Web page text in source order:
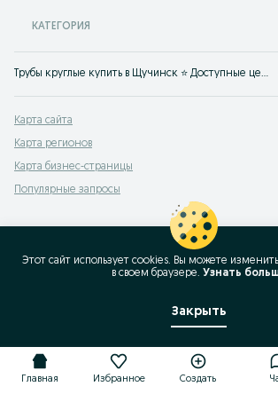
КАТЕГОРИЯ
Трубы круглые купить в Щучинск ⭐ Доступные цены на металлопрокат трубу круглую ✅ Купить трубу металлическую круглую на OLX.kz
Карта сайта
Карта регионов
Карта бизнес-страницы
Популярные запросы
Главная Избранное Создать
Этот сайт использует cookies. Вы можете
в своeм браузере. Узнать
Закрыть